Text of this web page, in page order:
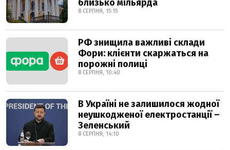
близько мільярда
8 СЕРПНЯ, 15:15
РФ знищила важливі склади
Фори: клієнти скаржаться на
порожні полиці
8 СЕРПНЯ, 10:40
В Україні не залишилося жодної
неушкодженої електростанції –
Зеленський
8 СЕРПНЯ, 14:10